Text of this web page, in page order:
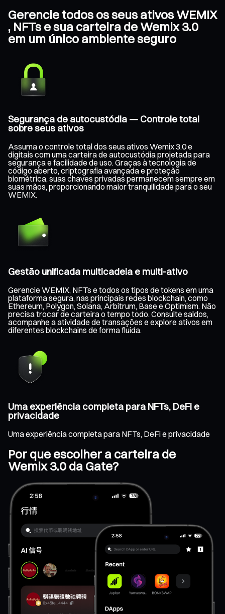
Gerencie todos os seus ativos WEMIX
, NFTs e sua carteira de Wemix 3.0
em um único ambiente seguro
Segurança de autocustódia — Controle total
sobre seus ativos
Assuma o controle total dos seus ativos Wemix 3.0 e
digitais com uma carteira de autocustódia projetada para
segurança e facilidade de uso. Graças à tecnologia de
código aberto, criptografia avançada e proteção
biométrica, suas chaves privadas permanecem sempre em
suas mãos, proporcionando maior tranquilidade para o seu
WEMIX.
Gestão unificada multicadeia e multi-ativo
Gerencie WEMIX, NFTs e todos os tipos de tokens em uma
plataforma segura, nas principais redes blockchain, como
Ethereum, Polygon, Solana, Arbitrum, Base e Optimism. Não
precisa trocar de carteira o tempo todo. Consulte saldos,
acompanhe a atividade de transações e explore ativos em
diferentes blockchains de forma fluida.
Uma experiência completa para NFTs, DeFi e
privacidade
Uma experiência completa para NFTs, DeFi e privacidade
Por que escolher a carteira de
Wemix 3.0 da Gate?